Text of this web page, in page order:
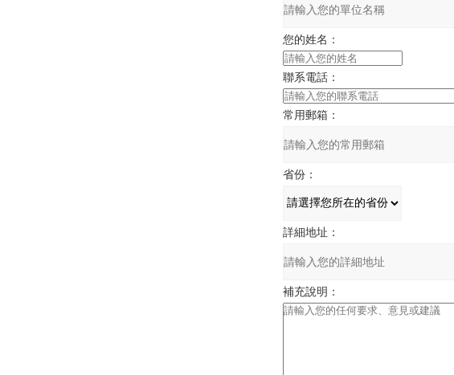
您的姓名：
聯系電話：
常用郵箱：
省份：
詳細地址：
補充說明：